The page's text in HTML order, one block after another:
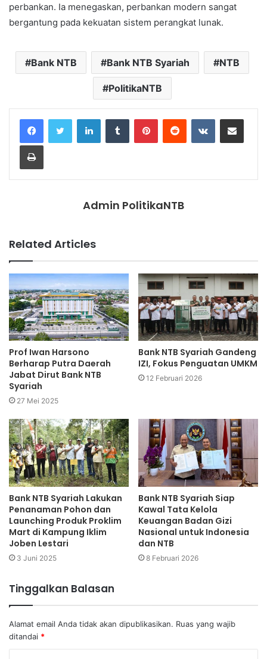
perbankan. Ia menegaskan, perbankan modern sangat
bergantung pada kekuatan sistem perangkat lunak.
Bank NTB Bank NTB Syariah NTB
PolitikaNTB
LinkedInTumblr PinterestReddit VKontakteShare via Email
Print
Admin PolitikaNTB
Related Articles
Prof Iwan Harsono
Berharap Putra Daerah
Jabat Dirut Bank NTB
Syariah
27 Mei 2025
Bank NTB Syariah Gandeng
IZI, Fokus Penguatan UMKM
12 Februari 2026
Bank NTB Syariah Lakukan
Penanaman Pohon dan
Launching Produk Proklim
Mart di Kampung Iklim
Joben Lestari
3 Juni 2025
Bank NTB Syariah Siap
Kawal Tata Kelola
Keuangan Badan Gizi
Nasional untuk Indonesia
dan NTB
8 Februari 2026
Tinggalkan Balasan
Alamat email Anda tidak akan dipublikasikan. Ruas yang wajib
ditandai *